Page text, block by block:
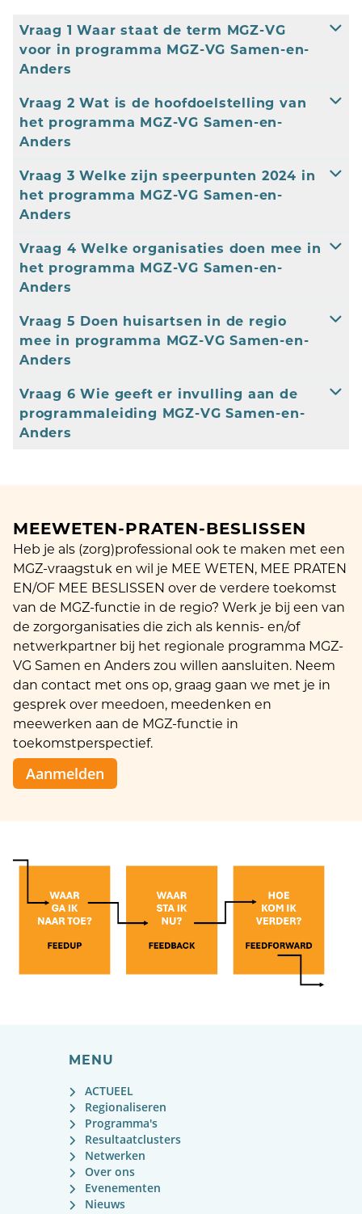
Vraag 1 Waar staat de term MGZ-VG
voor in programma MGZ-VG Samen-en-
Anders
Vraag 2 Wat is de hoofdoelstelling van
het programma MGZ-VG Samen-en-
Anders
Vraag 3 Welke zijn speerpunten 2024 in
het programma MGZ-VG Samen-en-
Anders
Vraag 4 Welke organisaties doen mee in
het programma MGZ-VG Samen-en-
Anders
Vraag 5 Doen huisartsen in de regio
mee in programma MGZ-VG Samen-en-
Anders
Vraag 6 Wie geeft er invulling aan de
programmaleiding MGZ-VG Samen-en-
Anders
MEEWETEN-PRATEN-BESLISSEN
Heb je als (zorg)professional ook te maken met een
MGZ-vraagstuk en wil je MEE WETEN, MEE PRATEN
EN/OF MEE BESLISSEN over de verdere toekomst
van de MGZ-functie in de regio? Werk je bij een van
de zorgorganisaties die zich als kennis- en/of
netwerkpartner bij het regionale programma MGZ-
VG Samen en Anders zou willen aansluiten. Neem
dan contact met ons op, graag gaan we met je in
gesprek over meedoen, meedenken en
meewerken aan de MGZ-functie in
toekomstperspectief.
Aanmelden
MENU
ACTUEEL
Regionaliseren
Programma's
Resultaatclusters
Netwerken
Over ons
Evenementen
Nieuws